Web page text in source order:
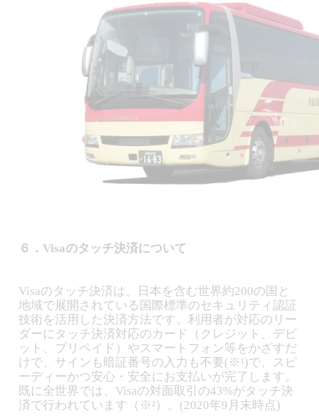
６．Visaのタッチ決済について
Visaのタッチ決済は、日本を含む世界約200の国と
地域で展開されている国際標準のセキュリティ認証
技術を活用した決済方法です。利用者が対応のリー
ダーにタッチ決済対応のカード（クレジット、デビ
ット、プリペイド）やスマートフォン等をかざすだ
けで、サインも暗証番号の入力も不要(※¹)で、スピ
ーディーかつ安心・安全にお支払いが完了します。
既に全世界では、Visaの対面取引の43%がタッチ決
済で行われています（※²）。(2020年9月末時点)